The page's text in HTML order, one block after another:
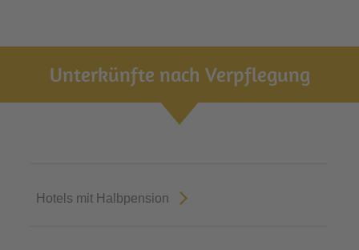
Unterkünfte nach Verpflegung
Hotels mit Halbpension